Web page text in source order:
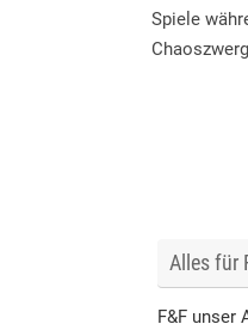
Spiele
Alles für
F&F unser